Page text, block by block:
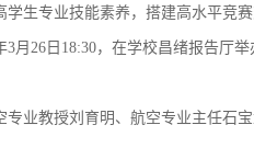
生专业技能素养，搭建高水平竞
月26日18:30，在学校昌绪报告厅
业教授刘育明、航空专业主任石